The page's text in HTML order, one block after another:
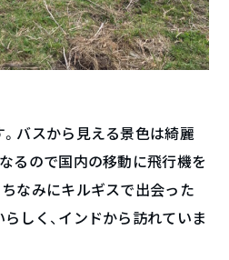
バスから見える景色は綺麗
るので国内の移動に飛行機を
なみにキルギスで出会った
しく、インドから訪れていま